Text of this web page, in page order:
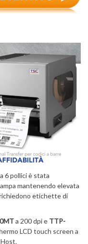
6 pollici è stata
mantenendo elevata
etichette di
a 200 dpi e TTP-
LCD touch screen a